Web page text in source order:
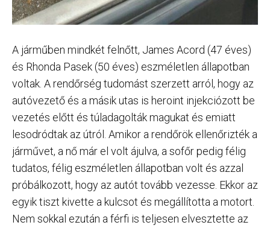
A járműben mindkét felnőtt, James Acord (47 éves)
és Rhonda Pasek (50 éves) eszméletlen állapotban
voltak. A rendőrség tudomást szerzett arról, hogy az
autóvezető és a másik utas is heroint injekciózott be
vezetés előtt és túladagolták magukat és emiatt
lesodródtak az útról. Amikor a rendőrök ellenőrizték a
járművet, a nő már el volt ájulva, a sofőr pedig félig
tudatos, félig eszméletlen állapotban volt és azzal
próbálkozott, hogy az autót tovább vezesse. Ekkor az
egyik tiszt kivette a kulcsot és megállította a motort.
Nem sokkal ezután a férfi is teljesen elvesztette az